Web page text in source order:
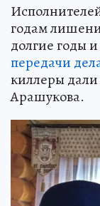
годам
долгие годы
передачи
киллеры
Арашукова.